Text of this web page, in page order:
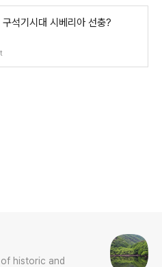
석기시대 시베리아 선충?
historic and